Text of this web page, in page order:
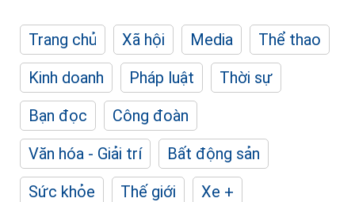
Trang chủ Xã hội Media
Thể thao
Kinh doanh
Pháp luật
Thời sự
Bạn đọc
Công đoàn
Văn hóa - Giải trí
Bất động sản
Sức khỏe
Thế giới
Xe +